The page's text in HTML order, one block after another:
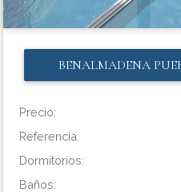
BENALMADENA
Precio:
Referencia:
Dormitorios:
Baños: